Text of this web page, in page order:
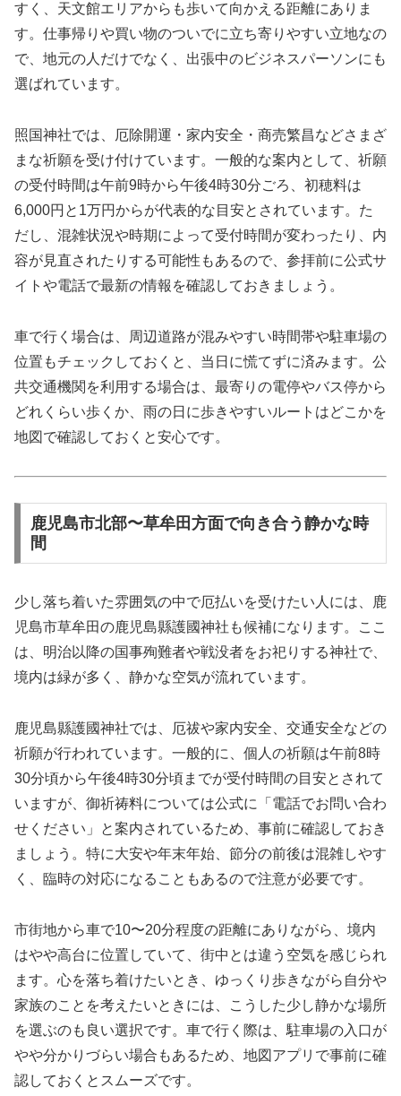
すく、天文館エリアからも歩いて向かえる距離にありま
す。仕事帰りや買い物のついでに立ち寄りやすい立地なの
で、地元の人だけでなく、出張中のビジネスパーソンにも
選ばれています。
照国神社では、厄除開運・家内安全・商売繁昌などさまざ
まな祈願を受け付けています。一般的な案内として、祈願
の受付時間は午前9時から午後4時30分ごろ、初穂料は
6,000円と1万円からが代表的な目安とされています。た
だし、混雑状況や時期によって受付時間が変わったり、内
容が見直されたりする可能性もあるので、参拝前に公式サ
イトや電話で最新の情報を確認しておきましょう。
車で行く場合は、周辺道路が混みやすい時間帯や駐車場の
位置もチェックしておくと、当日に慌てずに済みます。公
共交通機関を利用する場合は、最寄りの電停やバス停から
どれくらい歩くか、雨の日に歩きやすいルートはどこかを
地図で確認しておくと安心です。
鹿児島市北部〜草牟田方面で向き合う静かな時
間
少し落ち着いた雰囲気の中で厄払いを受けたい人には、鹿
児島市草牟田の鹿児島縣護國神社も候補になります。ここ
は、明治以降の国事殉難者や戦没者をお祀りする神社で、
境内は緑が多く、静かな空気が流れています。
鹿児島縣護國神社では、厄祓や家内安全、交通安全などの
祈願が行われています。一般的に、個人の祈願は午前8時
30分頃から午後4時30分頃までが受付時間の目安とされて
いますが、御祈祷料については公式に「電話でお問い合わ
せください」と案内されているため、事前に確認しておき
ましょう。特に大安や年末年始、節分の前後は混雑しやす
く、臨時の対応になることもあるので注意が必要です。
市街地から車で10〜20分程度の距離にありながら、境内
はやや高台に位置していて、街中とは違う空気を感じられ
ます。心を落ち着けたいとき、ゆっくり歩きながら自分や
家族のことを考えたいときには、こうした少し静かな場所
を選ぶのも良い選択です。車で行く際は、駐車場の入口が
やや分かりづらい場合もあるため、地図アプリで事前に確
認しておくとスムーズです。